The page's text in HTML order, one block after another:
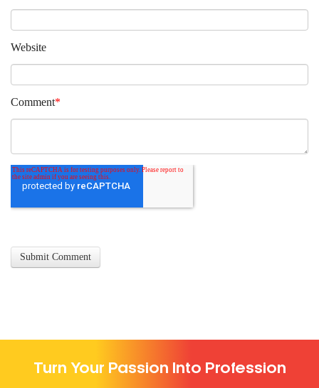
Website
Comment*
Turn Your Passion Into Profession